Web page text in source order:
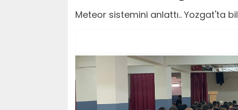
Meteor sistemini anlattı.. Yozgat'ta